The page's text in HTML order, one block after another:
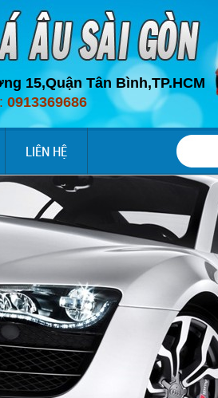
15,Quận Tân Bình,TP.HCM
0913369686
LIÊN HỆ